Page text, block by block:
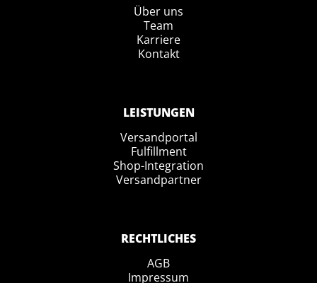
Über uns
Team
Karriere
Kontakt
LEISTUNGEN
Versandportal
Fulfillment
Shop-Integration
Versandpartner
RECHTLICHES
AGB
Impressum